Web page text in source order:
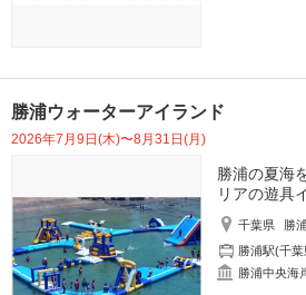
勝浦ウォーターアイランド
2026年7月9日(木)〜8月31日(月)
勝浦の夏海
リアの遊具
千葉県
勝
勝浦駅(千葉
勝浦中央海